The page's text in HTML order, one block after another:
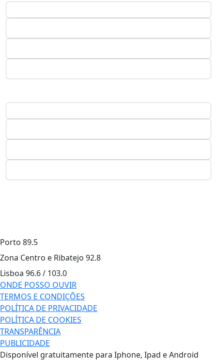
Porto 89.5
Zona Centro e Ribatejo 92.8
Lisboa 96.6 / 103.0
ONDE POSSO OUVIR
TERMOS E CONDIÇÕES
POLÍTICA DE PRIVACIDADE
POLÍTICA DE COOKIES
TRANSPARÊNCIA
PUBLICIDADE
Disponível gratuitamente para Iphone, Ipad e Android